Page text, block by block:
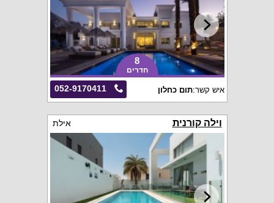
8
חדרים
052-9170411 איש קשר:תום כחלון
וילה קורנית אילת